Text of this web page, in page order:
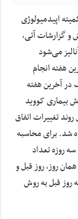
اپیدمیولوژی
۱۹، در این گزارش و گزارشات آتی،
می‌شود
هفته انجام
در آخرین هفته
بیماری کووید
تغییرات اتفاق
شد. برای محاسبه
روزه تعداد
روز، روز قبل و
روز قبل به روش